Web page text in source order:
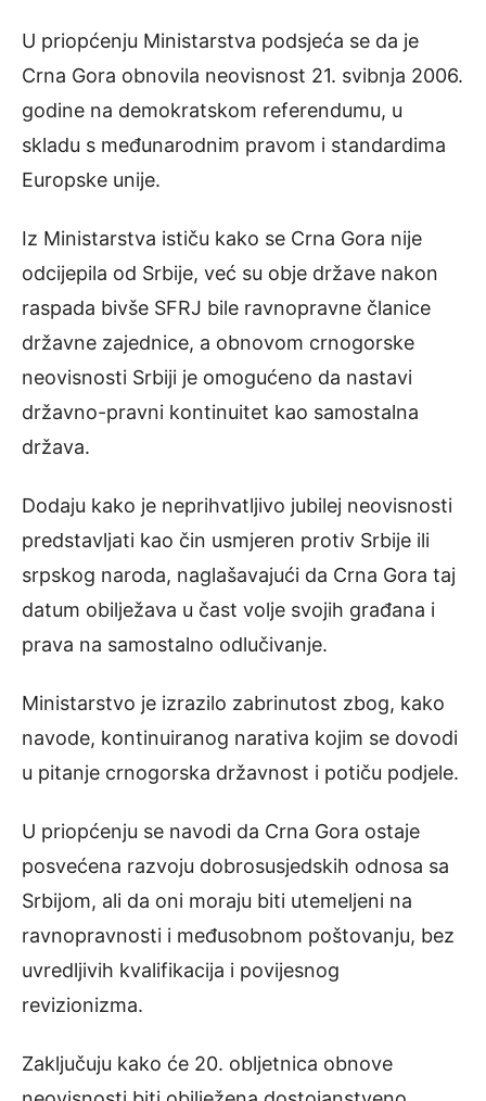
U priopćenju Ministarstva podsjeća se da je
Crna Gora obnovila neovisnost 21. svibnja 2006.
godine na demokratskom referendumu, u
skladu s međunarodnim pravom i standardima
Europske unije.
Iz Ministarstva ističu kako se Crna Gora nije
odcijepila od Srbije, već su obje države nakon
raspada bivše SFRJ bile ravnopravne članice
državne zajednice, a obnovom crnogorske
neovisnosti Srbiji je omogućeno da nastavi
državno-pravni kontinuitet kao samostalna
država.
Dodaju kako je neprihvatljivo jubilej neovisnosti
predstavljati kao čin usmjeren protiv Srbije ili
srpskog naroda, naglašavajući da Crna Gora taj
datum obilježava u čast volje svojih građana i
prava na samostalno odlučivanje.
Ministarstvo je izrazilo zabrinutost zbog, kako
navode, kontinuiranog narativa kojim se dovodi
u pitanje crnogorska državnost i potiču podjele.
U priopćenju se navodi da Crna Gora ostaje
posvećena razvoju dobrosusjedskih odnosa sa
Srbijom, ali da oni moraju biti utemeljeni na
ravnopravnosti i međusobnom poštovanju, bez
uvredljivih kvalifikacija i povijesnog
revizionizma.
Zaključuju kako će 20. obljetnica obnove